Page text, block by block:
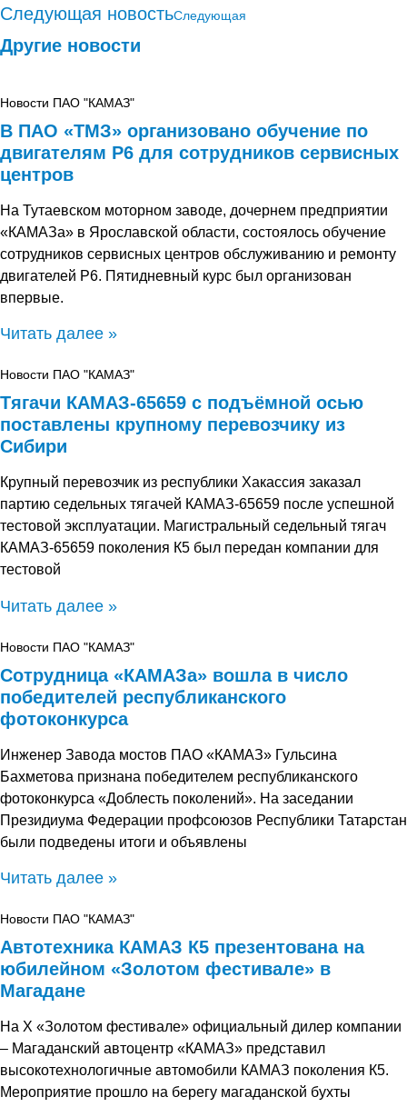
Следующая новостьСледующая
Другие новости
Новости ПАО "КАМАЗ"
В ПАО «ТМЗ» организовано обучение по
двигателям Р6 для сотрудников сервисных
центров
На Тутаевском моторном заводе, дочернем предприятии
«КАМАЗа» в Ярославской области, состоялось обучение
сотрудников сервисных центров обслуживанию и ремонту
двигателей Р6. Пятидневный курс был организован
впервые.
Читать далее »
Новости ПАО "КАМАЗ"
Тягачи КАМАЗ-65659 с подъёмной осью
поставлены крупному перевозчику из
Сибири
Крупный перевозчик из республики Хакассия заказал
партию седельных тягачей КАМАЗ-65659 после успешной
тестовой эксплуатации. Магистральный седельный тягач
КАМАЗ-65659 поколения К5 был передан компании для
тестовой
Читать далее »
Новости ПАО "КАМАЗ"
Сотрудница «КАМАЗа» вошла в число
победителей республиканского
фотоконкурса
Инженер Завода мостов ПАО «КАМАЗ» Гульсина
Бахметова признана победителем республиканского
фотоконкурса «Доблесть поколений». На заседании
Президиума Федерации профсоюзов Республики Татарстан
были подведены итоги и объявлены
Читать далее »
Новости ПАО "КАМАЗ"
Автотехника КАМАЗ К5 презентована на
юбилейном «Золотом фестивале» в
Магадане
На X «Золотом фестивале» официальный дилер компании
– Магаданский автоцентр «КАМАЗ» представил
высокотехнологичные автомобили КАМАЗ поколения К5.
Мероприятие прошло на берегу магаданской бухты